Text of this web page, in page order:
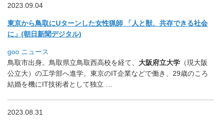
2023.09.04
東京から鳥取にUターンした女性猟師 「人と獣、共存できる社会
に」(朝日新聞デジタル)
goo ニュース
鳥取市出身。鳥取県立鳥取西高校を経て、 大阪府立大学 （現大阪
公立大）の工学部へ進学。東京のIT企業などで働き、 29歳のころ
結婚を機にIT技術者として独立 …
2023.08.31